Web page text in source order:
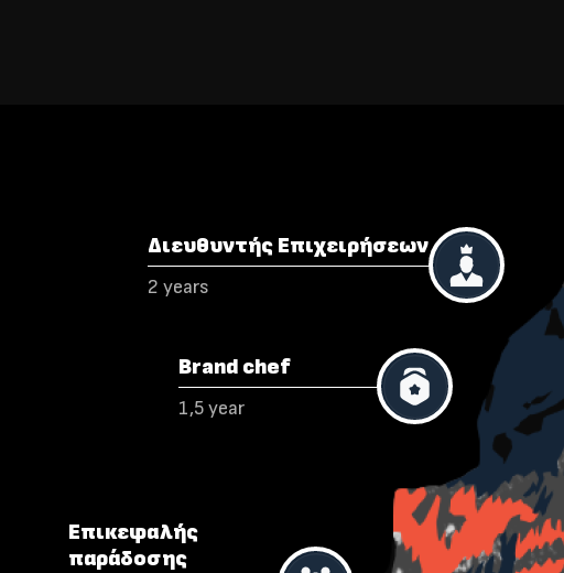
Επικεφαλής
παράδοσης
Brand chef
1,5 year
Διευθυντής Επιχειρήσεων
2 years